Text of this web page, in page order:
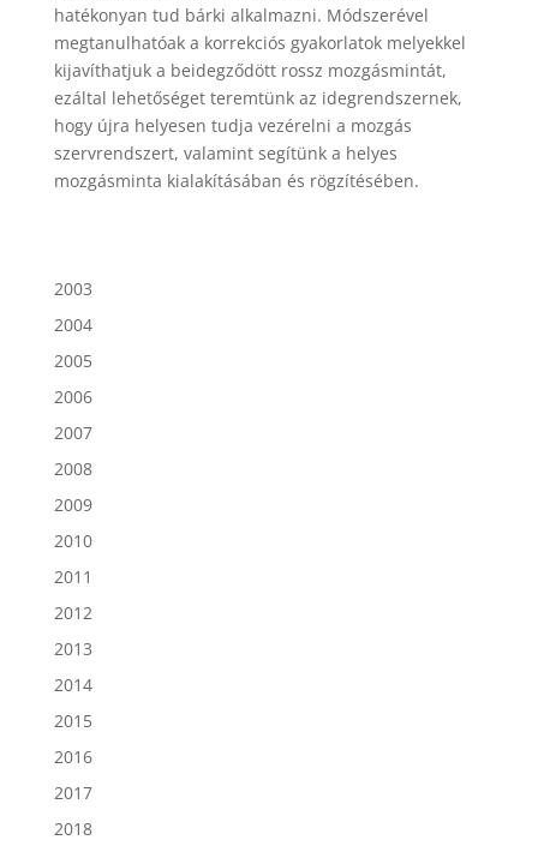
hatékonyan tud bárki alkalmazni. Módszerével
megtanulhatóak a korrekciós gyakorlatok melyekkel
kijavíthatjuk a beidegződött rossz mozgásmintát,
ezáltal lehetőséget teremtünk az idegrendszernek,
hogy újra helyesen tudja vezérelni a mozgás
szervrendszert, valamint segítünk a helyes
mozgásminta kialakításában és rögzítésében.
2003
2004
2005
2006
2007
2008
2009
2010
2011
2012
2013
2014
2015
2016
2017
2018